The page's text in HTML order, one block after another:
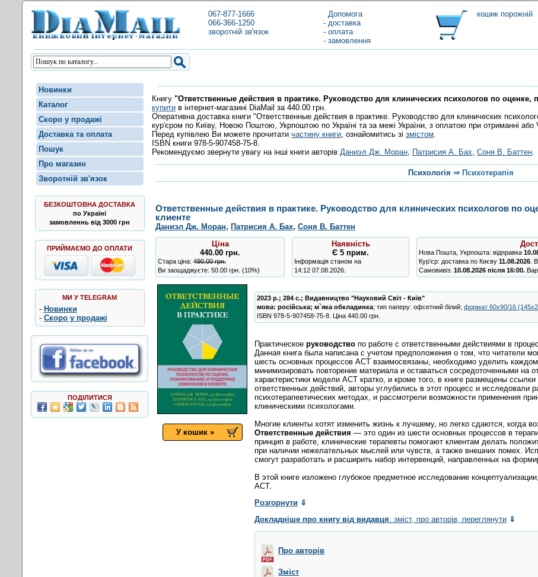
067-877-1666
066-366-1250
зворотній зв'язок
Допомога
- доставка
- оплата
- замовлення
кошик порожній
Новинки
Каталог
Скоро у продажі
Доставка та оплата
Пошук
Про магазин
Зворотній зв'язок
БЕЗКОШТОВНА ДОСТАВКА
по Україні
замовленнь від 3000 грн
ПРИЙМАЄМО ДО ОПЛАТИ
МИ У TELEGRAM
- Новинки
- Скоро у продажі
ПОДІЛИТИСЯ
Книгу "Ответственные действия в практике. Руководство для клинических психологов по
купити в інтернет-магазині DiaMail за 440.00 грн.
Оперативна доставка книги "Ответственные действия в практике. Руководство для клинических
кур'єром по Київу, Новою Поштою, Укрпоштою по Україні та за межі України, з оплатою при отриманні
Перед купівлею Ви можете прочитати частину книги , ознайомитись зі змістом
ISBN книги 978-5-907458-75-8.
Рекомендуємо звернути увагу на інші книги авторів Даниэл Дж. Моран Патрисия А. Бах Соня В. Баттен
Психологія ⇒ Психотерапія
Ответственные действия в практике. Руководство для клинических психологов по
клиенте
Даниэл Дж. Моран, Патрисия А. Бах, Соня В. Баттен
Ціна
440.00 грн.
Стара ціна: 490.00 грн.
Ви заощаджуєте: 50.00 грн. (10%)
Наявність
Є 5 прим.
Інформація станом на
14:12 07.08.2026.
Нова Пошта, Укрпошта: відправка
Кур'єр: доставка по Києву 11.08.2026 .
Самовивіз: 10.08.2026 після 16:00.
У кошик »
2023 р.; 284 с.; Видавництво "Науковий Світ - Київ"
мова: російська; м`яка обкладинка; тип паперу: офсетний білий; формат 60х90/16
ISBN 978-5-907458-75-8 Ціна 440.00 грн.
Практическое руководство по работе с ответственными действиями в
Данная книга была написана с учетом предположения о том, что читатели
шесть основных процессов ACT взаимосвязаны, необходимо уделить
минимизировать повторение материала и оставаться сосредоточенными на
характеристики модели ACT кратко, и кроме того, в книге размещены
ответственных действий, авторы углубились в этот процесс и исследовали
психотерапевтических методах, и рассмотрели возможности применения
клиническими психологами.
Многие клиенты хотят изменить жизнь к лучшему, но легко сдаются, когда
Ответственные действия — это один из шести основных процессов в
принцип в работе, клинические терапевты помогают клиентам делать
при наличии нежелательных мыслей или чувств, а также внешних помех.
смогут разработать и расширить набор интервенций, направленных на
В этой книге изложено глубокое предметное исследование
ACT.
Розгорнути ⇓
Докладніше про книгу від видавця: зміст, про авторів, переглянути ⇓
Про авторів
Зміст